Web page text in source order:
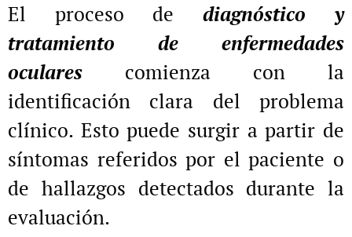
El proceso de diagnóstico y
tratamiento de enfermedades
oculares comienza con la
identificación clara del problema
clínico. Esto puede surgir a partir de
síntomas referidos por el paciente o
de hallazgos detectados durante la
evaluación.